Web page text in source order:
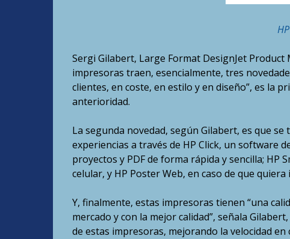
Sergi Gilabert, Large Format DesignJet
impresoras traen, esencialmente, tres
clientes, en coste, en estilo y en diseño”, es la
anterioridad.
La segunda novedad, según Gilabert, es que
experiencias a través de HP Click, un
proyectos y PDF de forma rápida y sencilla; HP
celular, y HP Poster Web, en caso de que
Y, finalmente, estas impresoras tienen “una
mercado y con la mejor calidad”, señala
de estas impresoras, mejorando la velocidad en